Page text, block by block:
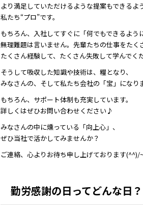
より満足していただけるような提案もできるよ
私たち“プロ”です。
もちろん、入社してすぐに「何でもできるよう
無理難題は言いません。先輩たちの仕事をたく
たくさん経験して、たくさん失敗して学んでく
そうして吸収した知識や技術は、糧となり、
みなさんの、そして私たち会社の「宝」になり
もちろん、サポート体制も充実しています。
詳しくはぜひお問い合わせください♪
みなさんの中に燻っている「向上心」、
ぜひ当社で活かしてみませんか？
ご連絡、心よりお待ち申し上げております(^^)/
勤労感謝の日ってどんな日？